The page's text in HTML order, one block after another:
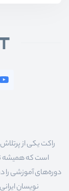
راکت یکی از
است که همیشه
دوره‌های آموزشی را
نویسان